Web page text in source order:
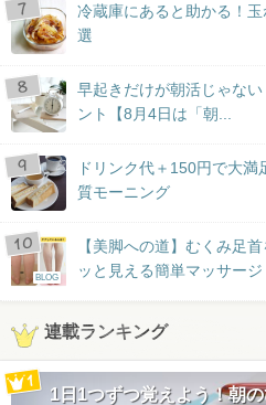
冷蔵庫にあると助かる！
選
早起きだけが朝活じゃな
ント【8月4日は「朝...
ドリンク代＋150円で大
質モーニング
BLOG
【美脚への道】むくみ足
ッと見える簡単マッサージ
連載ランキング
1日1つずつ覚えよう！朝